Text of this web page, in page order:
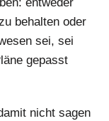
entweder
behalten oder
sei, sei
gepasst
nicht sagen